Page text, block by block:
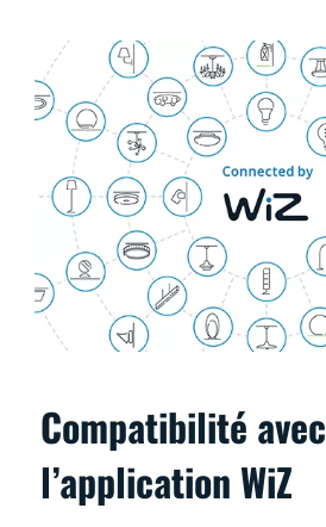
Compatibilité avec
l’application WiZ